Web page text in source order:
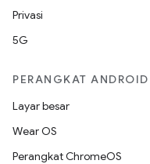
Privasi
5G
PERANGKAT ANDROID
Layar besar
Wear OS
Perangkat ChromeOS